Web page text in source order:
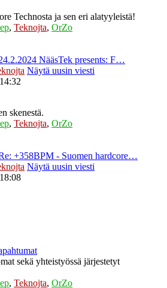
Technosta ja sen eri alatyyleistä!
, Teknojta, OrZo
NääsTek presents: F…
Näytä uusin viesti
skenestä.
, Teknojta, OrZo
+358BPM - Suomen hardcore…
Näytä uusin viesti
sekä yhteistyössä järjestetyt
, Teknojta, OrZo